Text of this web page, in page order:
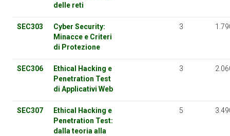
delle reti
SEC303
Cyber Security:
Minacce e Criteri
di Protezione
3
SEC306
Ethical Hacking e
Penetration Test
di Applicativi Web
3
SEC307
Ethical Hacking e
Penetration Test:
dalla teoria alla
5